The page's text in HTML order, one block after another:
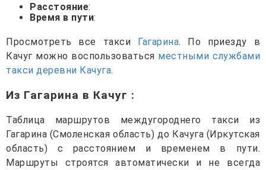
Расстояние:
Время в пути:
Просмотреть все такси Гагарина. По приезду в
Качуг можно воспользоваться местными службами
такси деревни Качуга.
Из Гагарина в Качуг :
Таблица маршрутов междугороднего такси из
Гагарина (Смоленская область) до Качуга (Иркутская
область) с расстоянием и временем в пути.
Маршруты строятся автоматически и не всегда